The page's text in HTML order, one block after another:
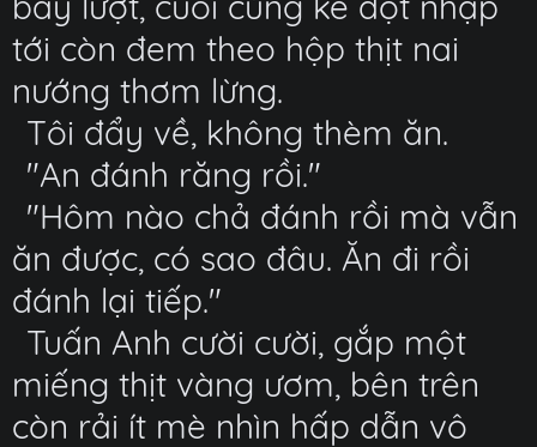
tới còn đem theo hộp thịt nai
nướng thơm lừng.
Tôi đẩy về, không thèm ăn.
"An đánh răng rồi."
"Hôm nào chả đánh rồi mà vẫn
ăn được, có sao đâu. Ăn đi rồi
đánh lại tiếp."
Tuấn Anh cười cười, gắp một
miếng thịt vàng ươm, bên trên
còn rải ít mè nhìn hấp dẫn vô